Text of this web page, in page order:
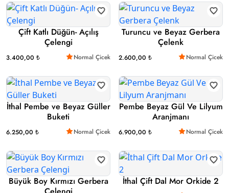
Çift Katlı Düğün- Açılış
Çelengi
3.400,00 ₺ Normal Çicek
Turuncu ve Beyaz Gerbera
Çelenk
2.600,00 ₺ Normal Çicek
İthal Pembe ve Beyaz Güller
Buketi
6.250,00 ₺ Normal Çicek
Pembe Beyaz Gül Ve Lilyum
Aranjmanı
6.900,00 ₺ Normal Çicek
Büyük Boy Kırmızı Gerbera
İthal Çift Dal Mor Orkide 2